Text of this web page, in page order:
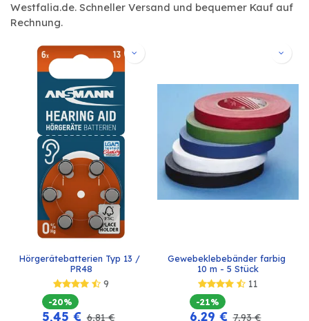
Westfalia.de. Schneller Versand und bequemer Kauf auf
Rechnung.
Hörgerätebatterien Typ 13 /
PR48
9
-20%
5,45 € 6,81€
Gewebeklebebänder farbig
10 m - 5 Stück
11
-21%
6,29 € 7,93€